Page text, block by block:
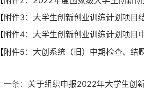
附件3：大学生创新创业训练计划项目
附件4：大学生创新创业训练计划项目
附件5：大创系统（旧）中期检查、结
一条： 关于组织申报2022年大学生创